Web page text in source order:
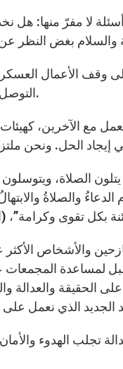
أسئلة لا مفرّ منها:
والسلام بغض النظر
الأعمال العسكرية
التوصل إلى بناء حلّ سلمي للنزاعات كافة.
مع الآخرين،
الصلاة، ويتوسلون
والصلاةُ
والأشخاص
لمساعدة المجمعات
الحقيقة والعدالة